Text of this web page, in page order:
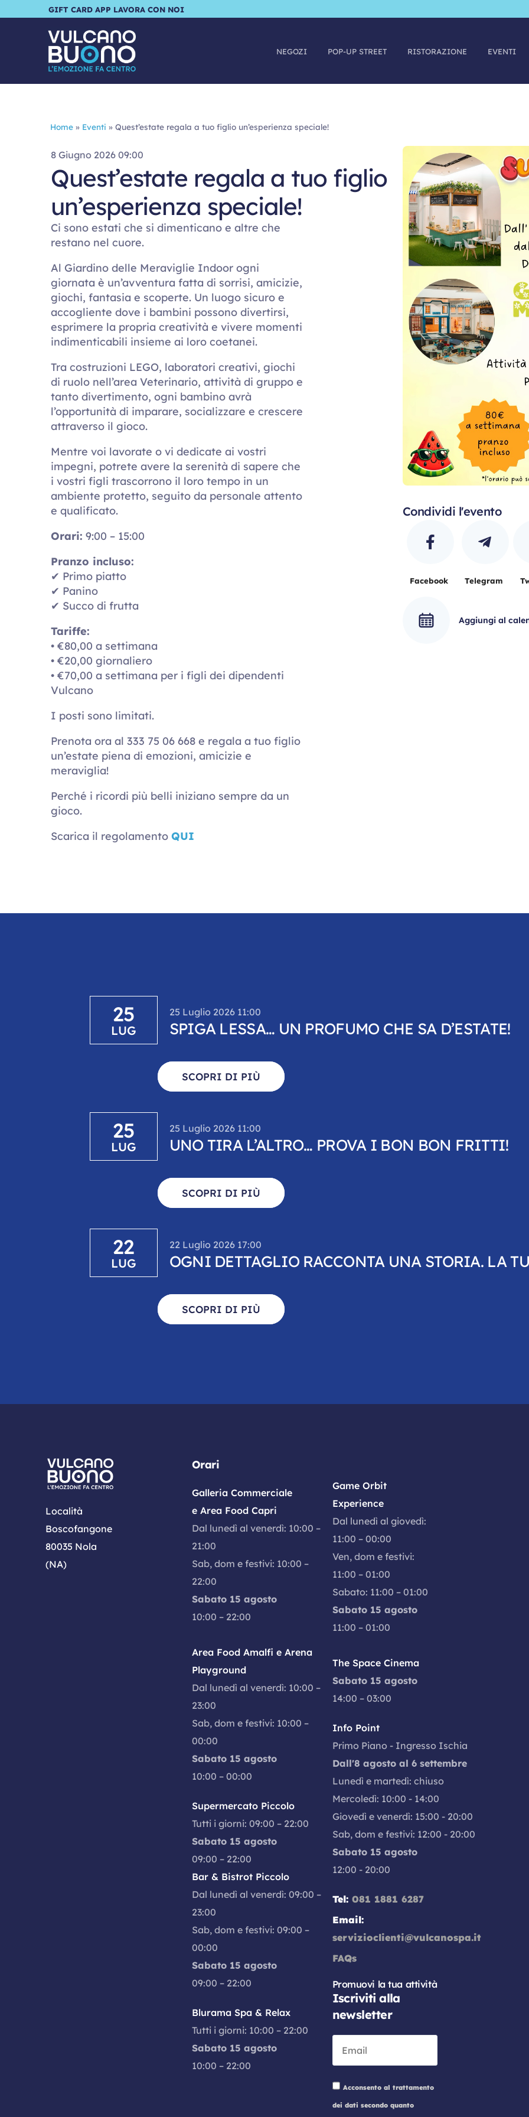
GIFT CARD APP LAVORA CON NOI
NEGOZI POP-UP STREET RISTORAZIONE EVENTI
Home » Eventi »Quest’estate regala a tuo figlio un’esperienza speciale!
8 Giugno 2026 09:00
Quest’estate regala a tuo figlio
un’esperienza speciale!
Ci sono estati che si dimenticano e altre che
restano nel cuore.
Al Giardino delle Meraviglie Indoor ogni
giornata è un’avventura fatta di sorrisi, amicizie,
giochi, fantasia e scoperte. Un luogo sicuro e
accogliente dove i bambini possono divertirsi,
esprimere la propria creatività e vivere momenti
indimenticabili insieme ai loro coetanei.
Tra costruzioni LEGO, laboratori creativi, giochi
di ruolo nell’area Veterinario, attività di gruppo e
tanto divertimento, ogni bambino avrà
l’opportunità di imparare, socializzare e crescere
attraverso il gioco.
Mentre voi lavorate o vi dedicate ai vostri
impegni, potrete avere la serenità di sapere che
i vostri figli trascorrono il loro tempo in un
ambiente protetto, seguito da personale attento
e qualificato.
Orari: 9:00 – 15:00
Pranzo incluso:
✔ Primo piatto
✔ Panino
✔ Succo di frutta
Tariffe:
• €80,00 a settimana
• €20,00 giornaliero
• €70,00 a settimana per i figli dei dipendenti
Vulcano
I posti sono limitati.
Prenota ora al 333 75 06 668 e regala a tuo figlio
un’estate piena di emozioni, amicizie e
meraviglia!
Perché i ricordi più belli iniziano sempre da un
gioco.
Scarica il regolamentoQUI
Condividi l'evento
Facebook Telegram
Aggiungi al
25
LUG
25 Luglio 2026 11:00
SPIGA LESSA… UN PROFUMO CHE SA D’ESTATE!
SCOPRI DI PIÙ
25
LUG
25 Luglio 2026 11:00
UNO TIRA L’ALTRO… PROVA I BON BON FRITTI!
SCOPRI DI PIÙ
22
LUG
22 Luglio 2026 17:00
OGNI DETTAGLIO RACCONTA UNA STORIA. LA
SCOPRI DI PIÙ
Località
Boscofangone
80035 Nola
(NA)
Orari
Galleria Commerciale
e Area Food Capri
Dal lunedì al venerdì: 10:00 –
21:00
Sab, dom e festivi: 10:00 –
22:00
Sabato 15 agosto
10:00 – 22:00
Area Food Amalfi e Arena
Playground
Dal lunedì al venerdì: 10:00 –
23:00
Sab, dom e festivi: 10:00 –
00:00
Sabato 15 agosto
10:00 – 00:00
Supermercato Piccolo
Tutti i giorni: 09:00 – 22:00
Sabato 15 agosto
09:00 – 22:00
Bar & Bistrot Piccolo
Dal lunedì al venerdì: 09:00 –
23:00
Sab, dom e festivi: 09:00 –
00:00
Sabato 15 agosto
09:00 – 22:00
Blurama Spa & Relax
Tutti i giorni: 10:00 – 22:00
Sabato 15 agosto
10:00 – 22:00
Game Orbit
Experience
Dal lunedì al giovedì:
11:00 – 00:00
Ven, dom e festivi:
11:00 – 01:00
Sabato: 11:00 – 01:00
Sabato 15 agosto
11:00 – 01:00
The Space Cinema
Sabato 15 agosto
14:00 – 03:00
Info Point
Primo Piano - Ingresso Ischia
Dall'8 agosto al 6 settembre
Lunedì e martedì: chiuso
Mercoledì: 10:00 - 14:00
Giovedì e venerdì: 15:00 - 20:00
Sab, dom e festivi: 12:00 - 20:00
Sabato 15 agosto
12:00 - 20:00
Tel:081 1881 6287
Email:
servizioclienti@vulcanospa.it
FAQs
Promuovi la tua attività
Iscriviti alla
newsletter
Acconsento al trattamento
dei dati secondo quanto